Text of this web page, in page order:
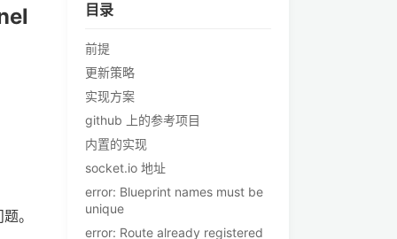
。
目录
前提
更新策略
实现方案
github 上的参考项目
内置的实现
socket.io 地址
error: Blueprint names must be
unique
error: Route already registered